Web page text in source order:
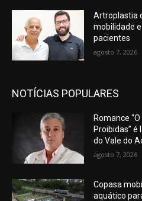
Artroplastia
mobilidade
pacientes
agosto 7, 2026
NOTÍCIAS POPULARES
Romance
Proibidas” é
do Vale do
agosto 7, 2026
Copasa
aquático